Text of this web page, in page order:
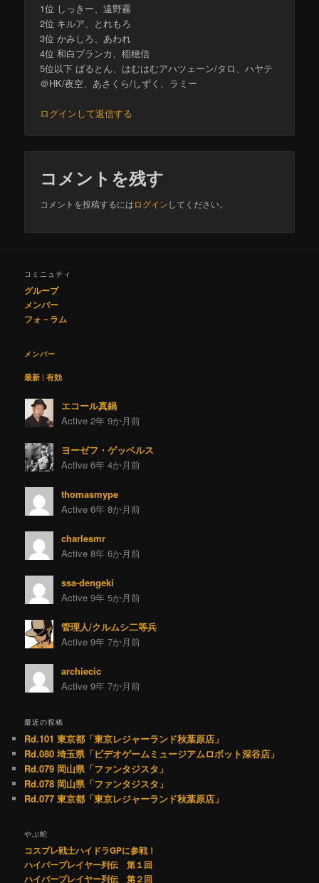
1位 しっきー、遠野霧
2位 キルア、とれもろ
3位 かみしろ、あわれ
4位 和白ブランカ、稲穂信
5位以下 ばるとん、はむはむアハツェーン/タロ、ハヤテ
＠HK/夜空、あさくら/しずく、ラミー
ログインして返信する
コメントを残す
コメントを投稿するにはログインしてください。
コミニュティ
グループ
メンバー
フォ－ラム
メンバー
最新 | 有効
エコール真鍋
Active 2年 9か月前
ヨーゼフ・ゲッベルス
Active 6年 4か月前
thomasmype
Active 6年 8か月前
charlesmr
Active 8年 6か月前
ssa-dengeki
Active 9年 5か月前
管理人/クルムシ二等兵
Active 9年 7か月前
archiecic
Active 9年 7か月前
最近の投稿
Rd.101 東京都「東京レジャーランド秋葉原店」
Rd.080 埼玉県「ビデオゲームミュージアムロボット深谷店」
Rd.079 岡山県「ファンタジスタ」
Rd.078 岡山県「ファンタジスタ」
Rd.077 東京都「東京レジャーランド秋葉原店」
やぶ蛇
コスプレ戦士ハイドラGPに参戦！
ハイパープレイヤー列伝 第１回
ハイパープレイヤー列伝 第２回